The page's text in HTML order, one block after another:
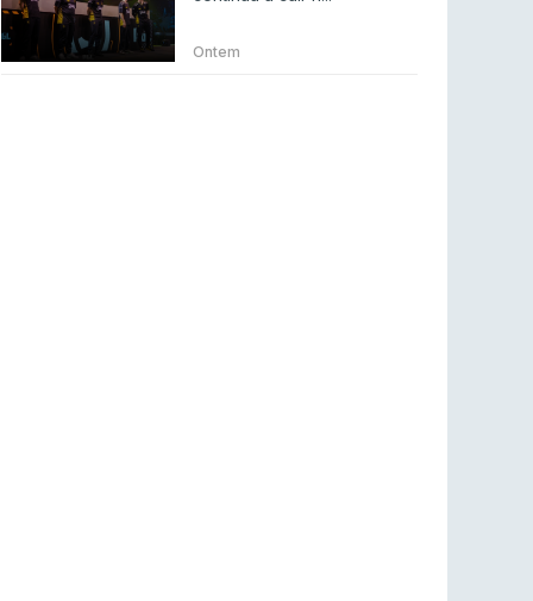
Betclic renova parceria com a RTP Arena para
a época 2026/27
Ontem